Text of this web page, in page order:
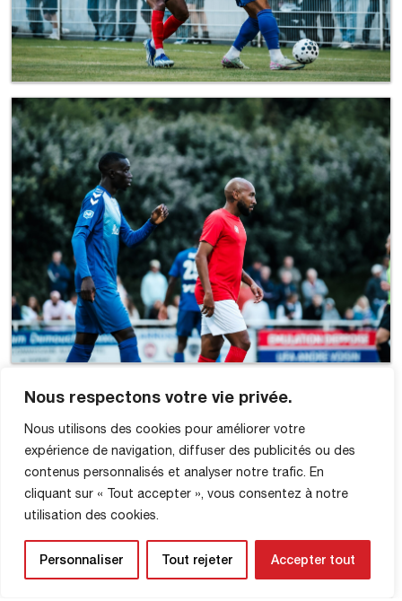
Nous respectons votre vie privée.
Nous utilisons des cookies pour améliorer votre
expérience de navigation, diffuser des publicités ou des
contenus personnalisés et analyser notre trafic. En
cliquant sur « Tout accepter », vous consentez à notre
utilisation des cookies.
Personnaliser Tout rejeter Accepter tout